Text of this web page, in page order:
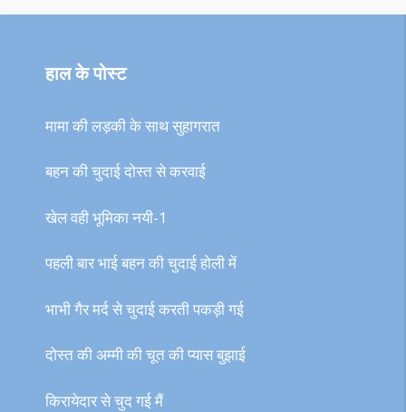
हाल के पोस्ट
मामा की लड़की के साथ सुहागरात
बहन की चुदाई दोस्त से करवाई
खेल वही भूमिका नयी-1
पहली बार भाई बहन की चुदाई होली में
भाभी गैर मर्द से चुदाई करती पकड़ी गई
दोस्त की अम्मी की चूत की प्यास बुझाई
किरायेदार से चुद गई मैं